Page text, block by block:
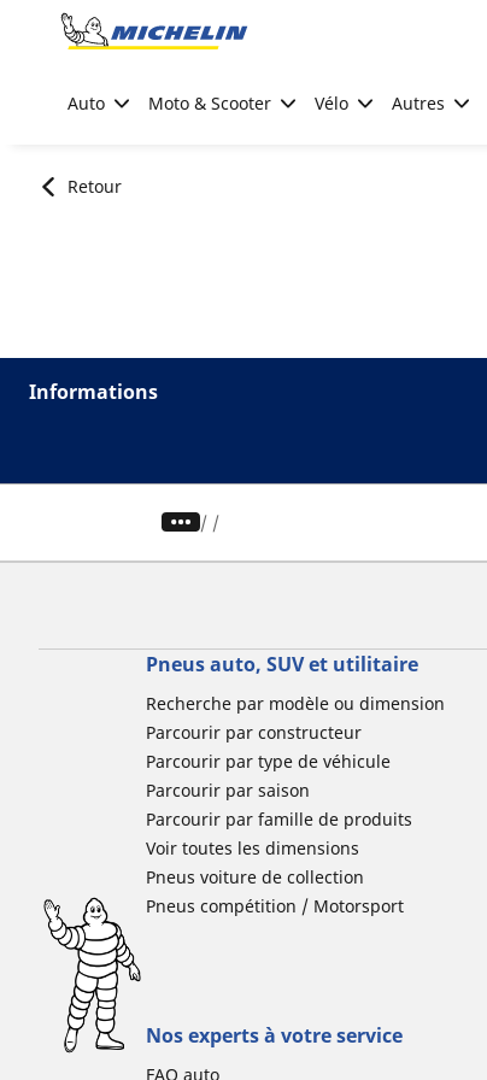
Go to page content
Auto Moto & Scooter Vélo Autres
Retour
Informations
/
Pneus auto, SUV et utilitaire
Recherche par modèle ou dimension
Parcourir par constructeur
Parcourir par type de véhicule
Parcourir par saison
Parcourir par famille de produits
Voir toutes les dimensions
Pneus voiture de collection
Pneus compétition / Motorsport
Nos experts à votre service
FAQ auto